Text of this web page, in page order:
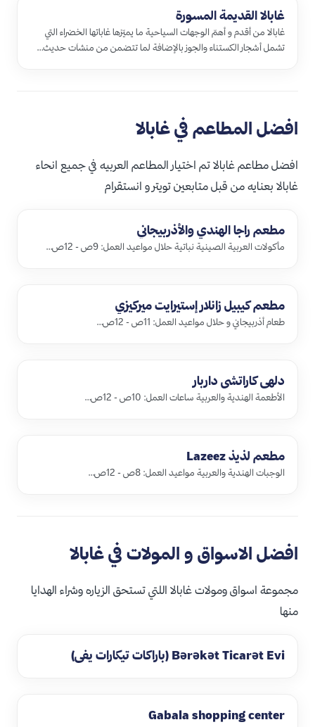
غابالا القديمة المسورة
غابالا من أقدم و أهمّ الوجهات السياحية ما يميّزها غاباتها الخضراء التي
تشمل أشجار الكستناء والجوز بالإضافة لما تتضمن من منشآت حديث…
افضل المطاعم في غابالا
افضل مطاعم غابالا تم اختيار المطاعم العربيه في جميع انحاء
غابالا بعنايه من قبل متابعين تويتر و انستقرام
مطعم راجا الهندي والأذربيجاني
مأكولات العربية الصينية نباتية حلال مواعيد العمل: 9ص - 12ص…
مطعم كيبيل زانلار إستيرايت ميركيزي
طعام أذربيجاني و حلال مواعيد العمل: 11ص - 12ص…
دلهي كاراتشي داربار
الأطعمة الهندية والعربية ساعات العمل: 10ص - 12ص…
مطعم لذيذ ‪Lazeez‬
الوجبات الهندية والعربية مواعيد العمل: 8ص - 12ص…
افضل الاسواق و المولات في غابالا
مجموعة اسواق ومولات غابالا اللتي تستحق الزياره وشراء الهدايا
منها
Bərəkət Ticarət Evi (باراكات تيكارات يفي)
Gabala shopping center